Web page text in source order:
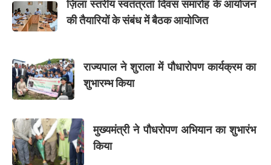
ज़िला स्तरीय स्वतंत्रता दिवस समारोह के आयोजन
की तैयारियों के संबंध में बैठक आयोजित
राज्यपाल ने शुराला में पौधारोपण कार्यक्रम का
शुभारम्भ किया
मुख्यमंत्री ने पौधरोपण अभियान का शुभारंभ
किया